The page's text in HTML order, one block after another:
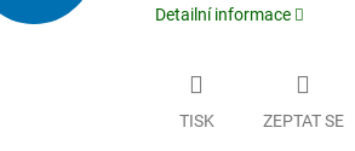
Detailní informace
TISK ZEPTAT SE